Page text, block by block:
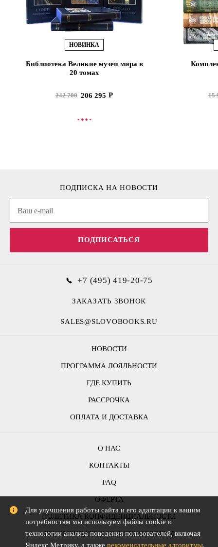
НОВИНКА
Библиотека Великие музеи мира в
20 томах
242 700 206 295
В КОРЗИНУ
15
НОВОСТИ
ПРОГРАММА ЛОЯЛЬНОСТИ
ГДЕ КУПИТЬ
РАССРОЧКА
ОПЛАТА И ДОСТАВКА
ПОДПИСКА НА НОВОСТИ
ПОДПИСАТЬСЯ
О НАС
КОНТАКТЫ
FAQ
ОФЕРТА
ПОЛИТИКА КОНФИДЕНЦИАЛЬНОСТИ
РЕКОМЕНДАТЕЛЬНЫЕ ТЕХНОЛОГИИ
+7 (495) 419-20-75
ЗАКАЗАТЬ ЗВОНОК
SALES@SLOVOBOOKS.RU
Для улучшения работы сайта и его адаптации к вашим
потребностям мы используем файлы cookie и
технологии анализа поведения пользователей, включая
Яндекс Метрику, а также рекомендательные алгоритмы.